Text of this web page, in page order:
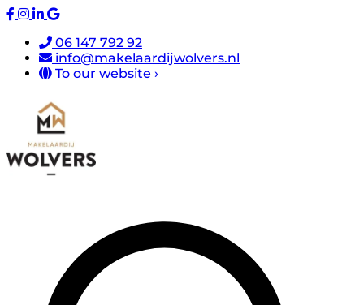
06 147 792 92
info@makelaardijwolvers.nl
To our website ›